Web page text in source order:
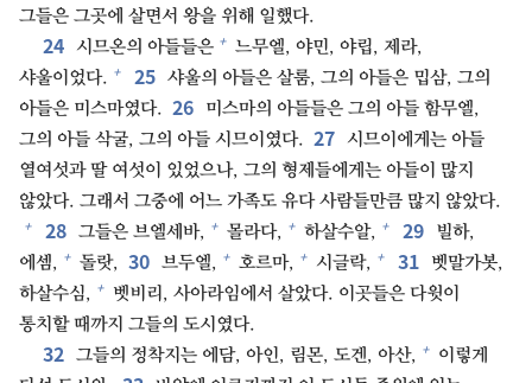
그들은 그곳에 살면서 왕을 위해 일했다.
24 시므온의 아들들은 + 느무엘, 야민, 야립, 제라,
샤울이었다. + 25 샤울의 아들은 살룸, 그의 아들은 밉삼, 그의
아들은 미스마였다. 26
미스마의 아들들은 그의 아들 함무엘,
그의 아들 삭굴, 그의 아들 시므이였다. 27 시므이에게는 아들
열여섯과 딸 여섯이 있었으나, 그의 형제들에게는 아들이 많지
않았다. 그래서 그중에 어느 가족도 유다 사람들만큼 많지 않았다.
+ 28 그들은 브엘세바, + 몰라다, + 하살수알, + 29
빌하,
에셈, + 돌랏, 30 브두엘, + 호르마, + 시글락, + 31
벳말가봇,
하살수심, + 벳비리, 사아라임에서 살았다. 이곳들은 다윗이
통치할 때까지 그들의 도시였다.
32 그들의 정착지는 에담, 아인, 림몬, 도겐, 아산, + 이렇게